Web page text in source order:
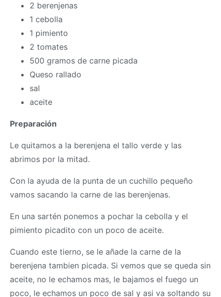
2 berenjenas
1 cebolla
1 pimiento
2 tomates
500 gramos de carne picada
Queso rallado
sal
aceite
Preparación
Le quitamos a la berenjena el tallo verde y las
abrimos por la mitad.
Con la ayuda de la punta de un cuchillo pequeño
vamos sacando la carne de las berenjenas.
En una sartén ponemos a pochar la cebolla y el
pimiento picadito con un poco de aceite.
Cuando este tierno, se le añade la carne de la
berenjena tambien picada. Si vemos que se queda sin
aceite, no le echamos mas, le bajamos el fuego un
poco, le echamos un poco de sal y asi va soltando su